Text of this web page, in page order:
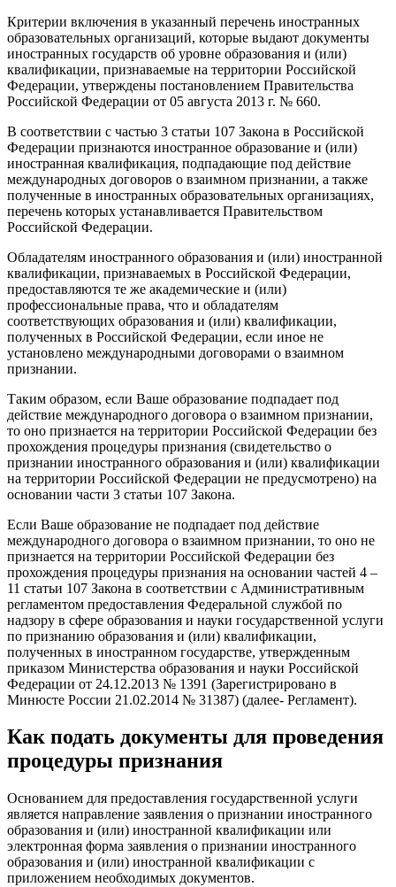
Критерии включения в указанный перечень иностранных
образовательных организаций, которые выдают документы
иностранных государств об уровне образования и (или)
квалификации, признаваемые на территории Российской
Федерации, утверждены постановлением Правительства
Российской Федерации от 05 августа 2013 г. № 660.
В соответствии с частью 3 статьи 107 Закона в Российской
Федерации признаются иностранное образование и (или)
иностранная квалификация, подпадающие под действие
международных договоров о взаимном признании, а также
полученные в иностранных образовательных организациях,
перечень которых устанавливается Правительством
Российской Федерации.
Обладателям иностранного образования и (или) иностранной
квалификации, признаваемых в Российской Федерации,
предоставляются те же академические и (или)
профессиональные права, что и обладателям
соответствующих образования и (или) квалификации,
полученных в Российской Федерации, если иное не
установлено международными договорами о взаимном
признании.
Таким образом, если Ваше образование подпадает под
действие международного договора о взаимном признании,
то оно признается на территории Российской Федерации без
прохождения процедуры признания (свидетельство о
признании иностранного образования и (или) квалификации
на территории Российской Федерации не предусмотрено) на
основании части 3 статьи 107 Закона.
Если Ваше образование не подпадает под действие
международного договора о взаимном признании, то оно не
признается на территории Российской Федерации без
прохождения процедуры признания на основании частей 4 –
11 статьи 107 Закона в соответствии с Административным
регламентом предоставления Федеральной службой по
надзору в сфере образования и науки государственной услуги
по признанию образования и (или) квалификации,
полученных в иностранном государстве, утвержденным
приказом Министерства образования и науки Российской
Федерации от 24.12.2013 № 1391 (Зарегистрировано в
Минюсте России 21.02.2014 № 31387) (далее- Регламент).
Как подать документы для проведения
процедуры признания
Основанием для предоставления государственной услуги
является направление заявления о признании иностранного
образования и (или) иностранной квалификации или
электронная форма заявления о признании иностранного
образования и (или) иностранной квалификации с
приложением необходимых документов.